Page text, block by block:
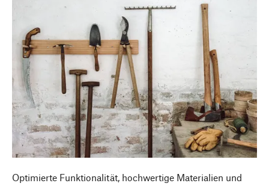
Optimierte Funktionalität, hochwertige Materialien und